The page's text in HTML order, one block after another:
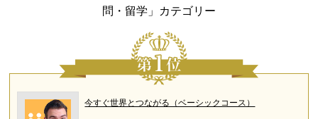
問・留学」カテゴリー
今すぐ世界とつながる（ベーシックコース）